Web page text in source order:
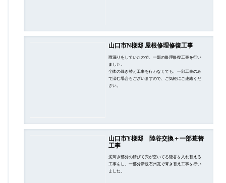
山口市N様邸 屋根修理修復工事
雨漏りをしていたので、一部の修理修復工事を行い
ました。
全体の葺き替え工事を行わなくても、一部工事のみ
で済む場合もございますので、ご気軽にご連絡くだ
さい。
山口市Y様邸 陸谷交換＋一部葺替
工事
泥葺き部分の錆びて穴が空いてる陸谷を入れ替える
工事をし、一部分新規石州瓦で葺き替え工事を行い
ました。